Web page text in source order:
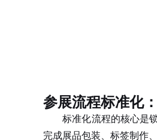
参展流程标准化
标准化流程的核心是锁
完成展品包装、标签制作